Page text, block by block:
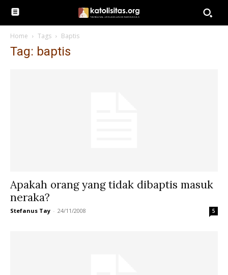
Home Tags Baptis
Tag: baptis
Apakah orang yang tidak dibaptis masuk
neraka?
Stefanus Tay - 24/11/2008 5